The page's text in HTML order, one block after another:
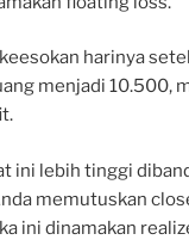
harinya
menjadi 10.500,
ini lebih tinggi
memutuskan
ini dinamakan